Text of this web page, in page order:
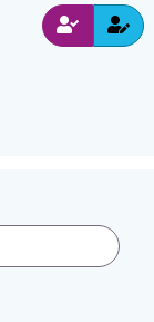
Connexion